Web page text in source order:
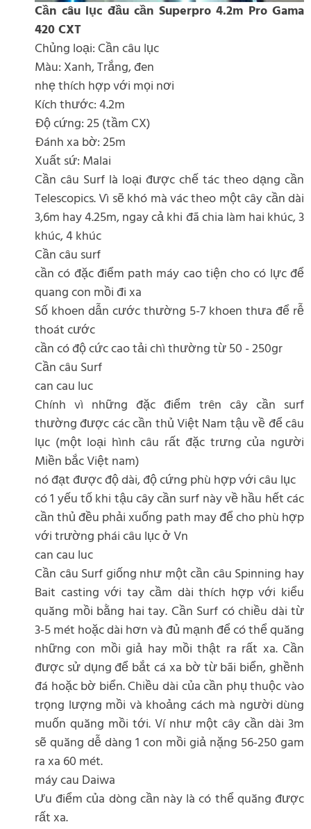
Cần câu lục đầu cần Superpro 4.2m Pro Gama
420 CXT
Chủng loại: Cần câu lục
Màu: Xanh, Trắng, đen
nhẹ thích hợp với mọi nơi
Kích thước: 4.2m
Độ cứng: 25 (tầm CX)
Đánh xa bờ: 25m
Xuất sứ: Malai
Cần câu Surf là loại được chế tác theo dạng cần
Telescopics. Vì sẽ khó mà vác theo một cây cần dài
3,6m hay 4.25m, ngay cả khi đã chia làm hai khúc, 3
khúc, 4 khúc
Cần câu surf
cần có đặc điểm path máy cao tiện cho có lực để
quang con mồi đi xa
Số khoen dẫn cước thường 5-7 khoen thưa để rễ
thoát cước
cần có độ cức cao tải chì thường từ 50 - 250gr
Cần câu Surf
can cau luc
Chính vì những đặc điểm trên cây cần surf
thường được các cần thủ Việt Nam tậu về để câu
lục (một loại hình câu rất đặc trưng của người
Miền bắc Việt nam)
nó đạt được độ dài, độ cứng phù hợp với câu lục
có 1 yếu tố khi tậu cây cần surf này về hầu hết các
cần thủ đều phải xuống path may để cho phù hợp
với trường phái câu lục ở Vn
can cau luc
Cần câu Surf giống như một cần câu Spinning hay
Bait casting với tay cầm dài thích hợp với kiểu
quăng mồi bằng hai tay. Cần Surf có chiều dài từ
3-5 mét hoặc dài hơn và đủ mạnh để có thể quăng
những con mồi giả hay mồi thật ra rất xa. Cần
được sử dụng để bắt cá xa bờ từ bãi biển, ghềnh
đá hoặc bờ biển. Chiều dài của cần phụ thuộc vào
trọng lượng mồi và khoảng cách mà người dùng
muốn quăng mồi tới. Ví như một cây cần dài 3m
sẽ quăng dễ dàng 1 con mồi giả nặng 56-250 gam
ra xa 60 mét.
máy cau Daiwa
Ưu điểm của dòng cần này là có thể quăng được
rất xa.